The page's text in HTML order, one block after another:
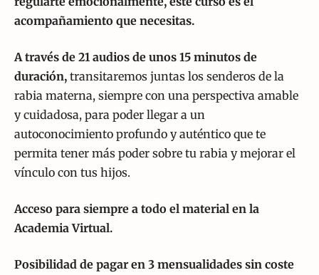
acompañamiento que necesitas.
A través de 21 audios de unos 15 minutos de
duración, transitaremos juntas los senderos de la
rabia materna, siempre con una perspectiva amable
y cuidadosa, para poder llegar a un
autoconocimiento profundo y auténtico que te
permita tener más poder sobre tu rabia y mejorar el
vínculo con tus hijos.
Acceso para siempre a todo el material en la
Academia Virtual.
Posibilidad de pagar en 3 mensualidades sin coste